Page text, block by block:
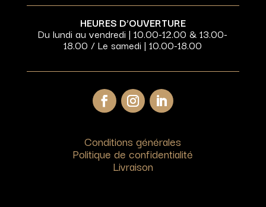
HEURES D’OUVERTURE
Du lundi au vendredi | 10.00-12.00 & 13.00-
18.00 / Le samedi | 10.00-18.00
Conditions générales
Politique de confidentialité
Livraison